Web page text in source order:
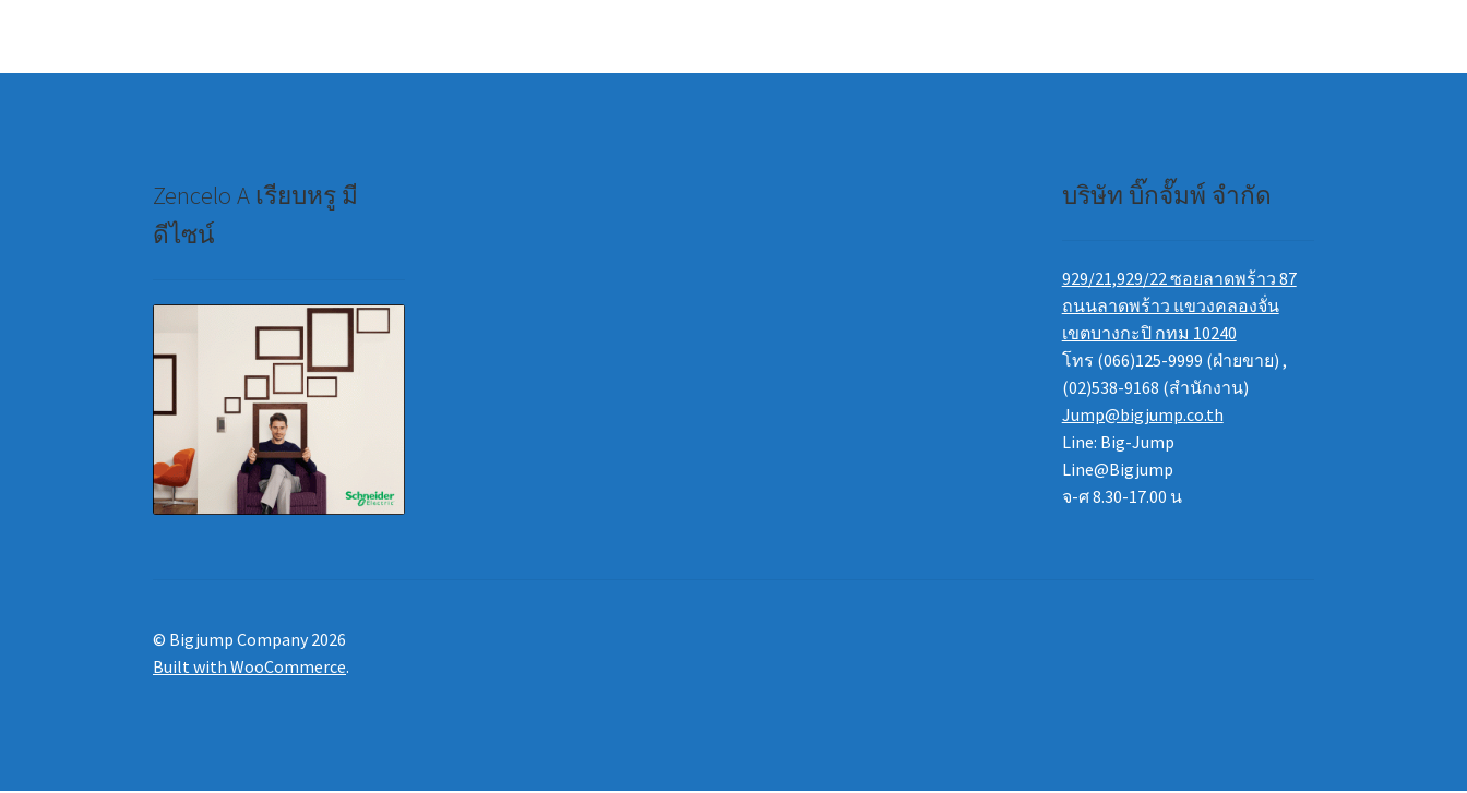
chosen
be
Zencelo A เรียบหรู มี
ดีไซน์
บริษัท บิ๊กจั๊มพ์ จำกัด
929/21,929/22 ซอยลาดพร้าว 87
ถนนลาดพร้าว แขวงคลองจั่น
เขตบางกะปิ กทม 10240
โทร (066)125-9999 (ฝ่ายขาย) ,
(02)538-9168 (สำนักงาน)
Jump@bigjump.co.th
Line: Big-Jump
Line@Bigjump
จ-ศ 8.30-17.00 น
© Bigjump Company 2026
Built with WooCommerce.